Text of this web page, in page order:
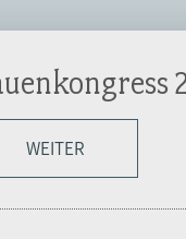
WEITER